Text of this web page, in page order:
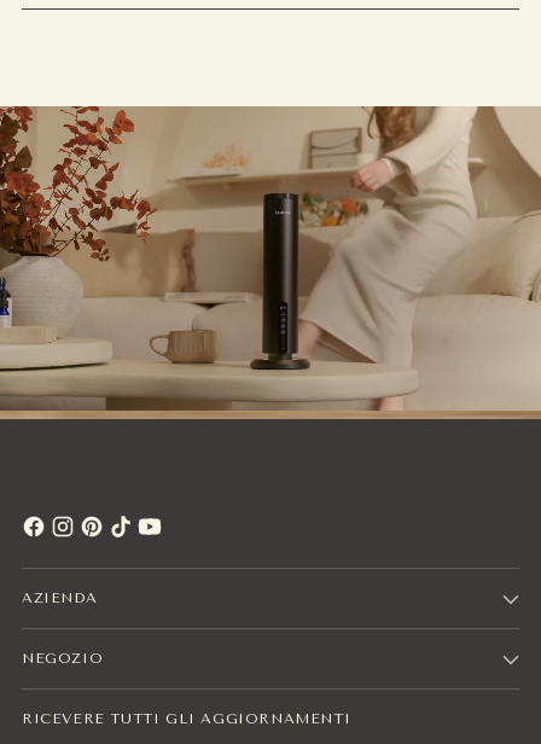
AZIENDA
NEGOZIO
RICEVERE TUTTI GLI AGGIORNAMENTI